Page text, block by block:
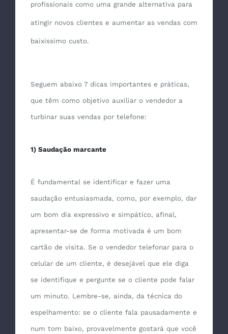
profissionais como uma grande alternativa para
atingir novos clientes e aumentar as vendas com
baixíssimo custo.
Seguem abaixo 7 dicas importantes e práticas,
que têm como objetivo auxiliar o vendedor a
turbinar suas vendas por telefone:
1) Saudação marcante
É fundamental se identificar e fazer uma
saudação entusiasmada, como, por exemplo, dar
um bom dia expressivo e simpático, afinal,
apresentar-se de forma motivada é um bom
cartão de visita. Se o vendedor telefonar para o
celular de um cliente, é desejável que ele diga
se identifique e pergunte se o cliente pode falar
um minuto. Lembre-se, ainda, da técnica do
espelhamento: se o cliente fala pausadamente e
num tom baixo, provavelmente gostará que você